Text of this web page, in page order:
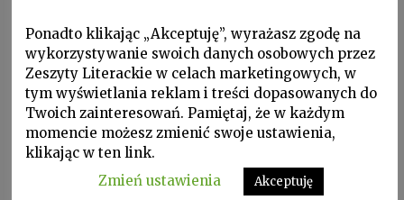
naszych bohaterów, kryje w sobie wiele tajemnic.
Ponadto klikając „Akceptuję”, wyrażasz zgodę na
wykorzystywanie swoich danych osobowych przez
Zeszyty Literackie w celach marketingowych, w
tym wyświetlania reklam i treści dopasowanych do
Twoich zainteresowań. Pamiętaj, że w każdym
momencie możesz zmienić swoje ustawienia,
klikając w ten link.
Zmień ustawienia
Akceptuję